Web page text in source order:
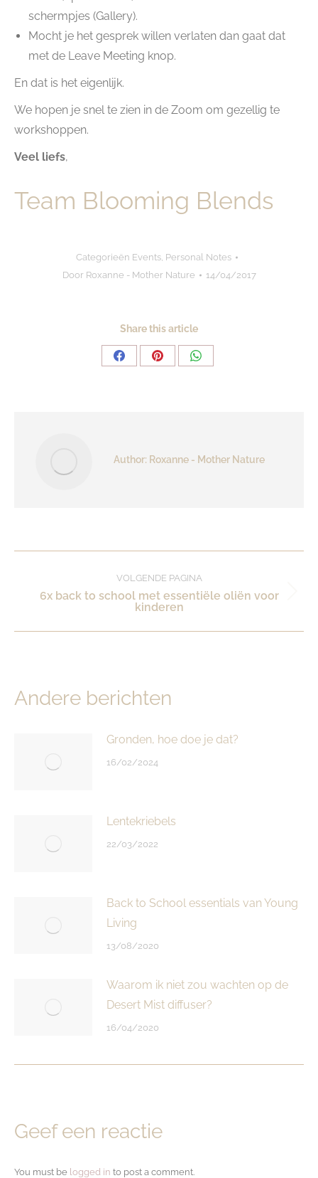
schermpjes (Gallery).
Mocht je het gesprek willen verlaten dan gaat dat
met de Leave Meeting knop.
En dat is het eigenlijk.
We hopen je snel te zien in de Zoom om gezellig te
workshoppen.
Veel liefs,
Team Blooming Blends
Categorieën Events, Personal Notes
Door Roxanne - Mother Nature 14/04/2017
Share this article
Share Share Share
Author: Roxanne - Mother Nature
Post
navigation
VOLGENDE PAGINA
Volgende
6x back to school met essentiële oliën voor
kinderen
Andere berichten
Gronden, hoe doe je dat?
16/02/2024
Lentekriebels
22/03/2022
Back to School essentials van Young
Living
13/08/2020
Waarom ik niet zou wachten op de
Desert Mist diffuser?
16/04/2020
Geef een reactie
You must be logged in to post a comment.